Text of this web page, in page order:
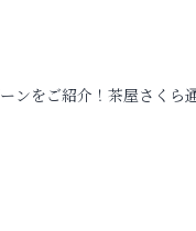
ンをご紹介！茶屋さくら